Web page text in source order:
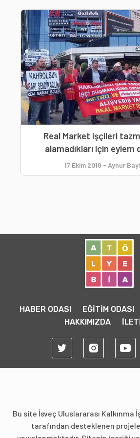
Real Market işçileri
alamadıkları için eylem
17 Ekim 2018 - Aynur
HABER ODASI EĞİTİM ODASI
HAKKIMIZDA
Bu site İsveç Uluslararası Kalkınma
tarafından desteklenen